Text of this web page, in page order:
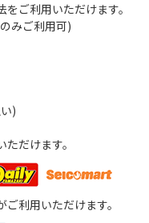
ご利用いただけます。
みご利用可)
)
だけます。
利用いただけます。